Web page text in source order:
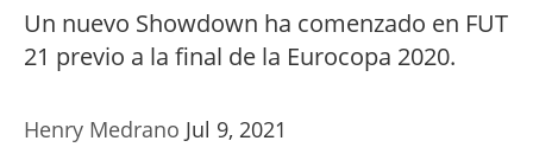
Un nuevo Showdown ha comenzado en FUT
21 previo a la final de la Eurocopa 2020.
Henry Medrano Jul 9, 2021